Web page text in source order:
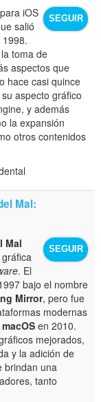
SEGUIR
iOS
salió
toma de
aspectos que
hace casi quince
aspecto gráfico
y además
la expansión
otros contenidos
Mal:
SEGUIR
Mal
. El
bajo el nombre
Mirror, pero fue
modernas
macOS en 2010.
mejorados,
y la adición de
brindan una
tanto